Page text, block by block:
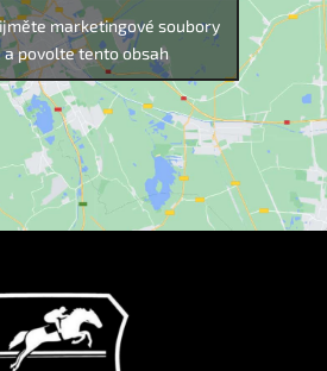
marketingové soubory
a povolte tento obsah